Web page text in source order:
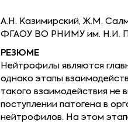
А.Н. Казимирский, Ж.М.
ФГАОУ ВО РНИМУ им. Н.И.
РЕЗЮМЕ
Нейтрофилы являются
однако этапы
такого взаимодействия
поступлении патогена в
нейтрофилов. На этом